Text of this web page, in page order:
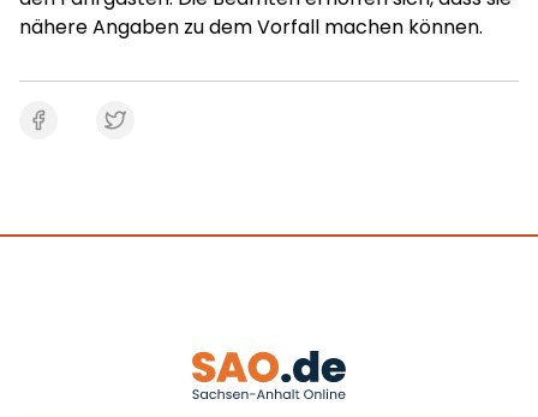
nähere Angaben zu dem Vorfall machen können.